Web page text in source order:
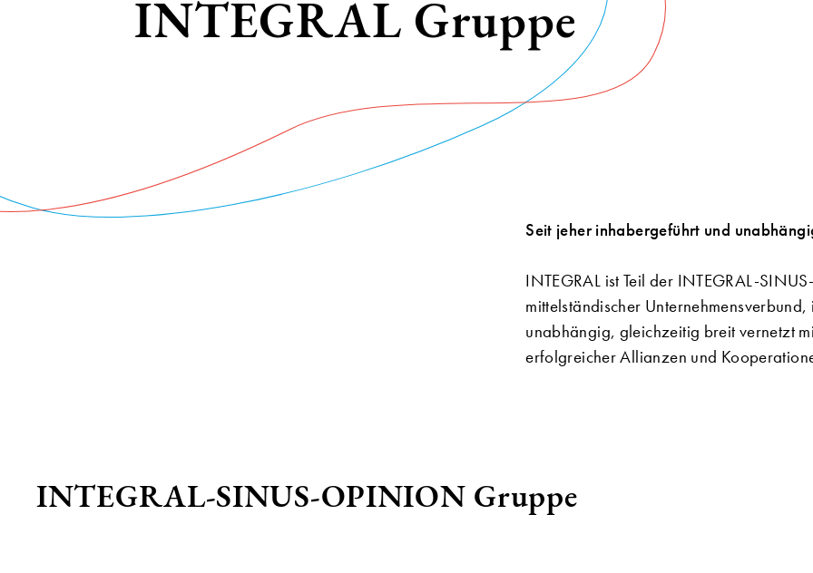
INTEGRAL Gruppe
Seit jeher inhabergeführt und
INTEGRAL ist Teil der INTEGRAL-
mittelständischer
unabhängig, gleichzeitig breit vernetzt
erfolgreicher Allianzen und
INTEGRAL-SINUS-OPINION Gruppe